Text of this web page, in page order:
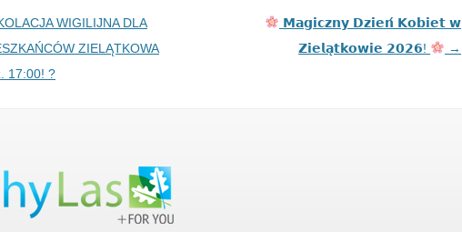
WIGILIJNA DLA
ZIELĄTKOWA
17:00! ?
𝗠𝗮𝗴𝗶𝗰𝘇𝗻𝘆 𝗗𝘇𝗶𝗲𝗻́ 𝗞𝗼𝗯𝗶𝗲𝘁 𝘄
𝗭𝗶𝗲𝗹𝗮̨𝘁𝗸𝗼𝘄𝗶𝗲 𝟮𝟬𝟮𝟲!
→